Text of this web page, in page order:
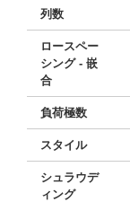
列数
ロースペー
シング - 嵌
合
負荷極数
スタイル
シュラウデ
ィング